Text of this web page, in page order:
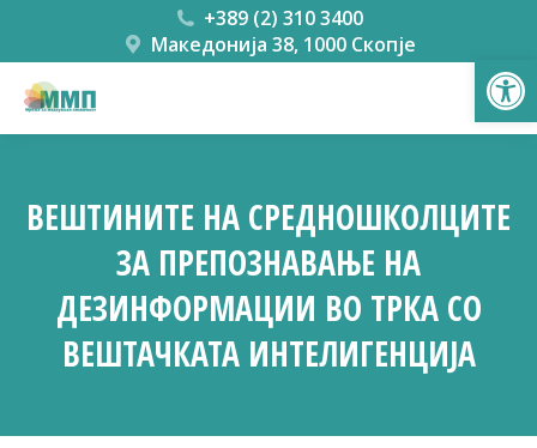
+389 (2) 310 3400
Македонија 38, 1000 Скопје
ВЕШТИНИТЕ НА СРЕДНОШКОЛЦИТЕ
ЗА ПРЕПОЗНАВАЊЕ НА
ДЕЗИНФОРМАЦИИ ВО ТРКА СО
ВЕШТАЧКАТА ИНТЕЛИГЕНЦИЈА